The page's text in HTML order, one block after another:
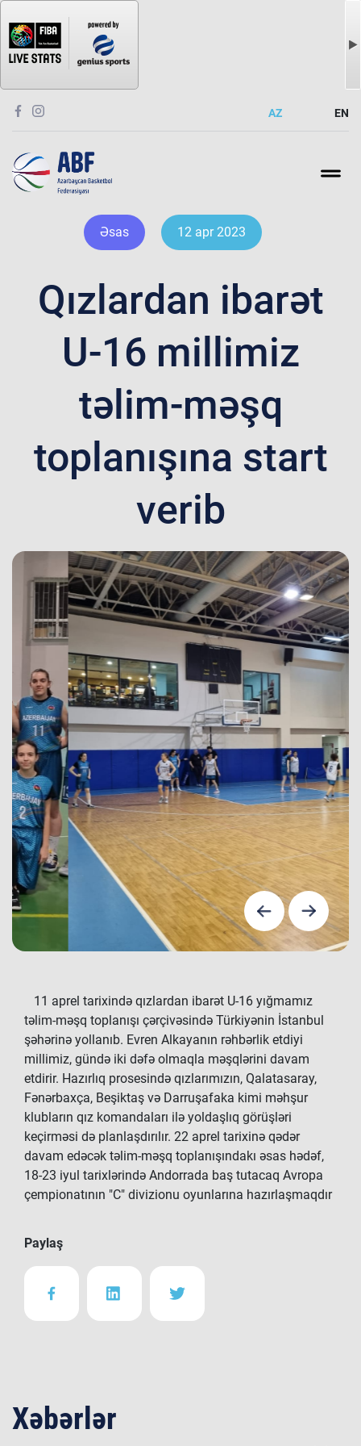
AZ EN
Əsas 12 apr 2023
Qızlardan ibarət
U-16 millimiz
təlim-məşq
toplanışına start
verib
11 aprel tarixində qızlardan ibarət U-16 yığmamız
təlim-məşq toplanışı çərçivəsində Türkiyənin İstanbul
şəhərinə yollanıb. Evren Alkayanın rəhbərlik etdiyi
millimiz, gündə iki dəfə olmaqla məşqlərini davam
etdirir. Hazırlıq prosesində qızlarımızın, Qalatasaray,
Fənərbaxça, Beşiktaş və Darruşafaka kimi məhşur
klubların qız komandaları ilə yoldaşlıq görüşləri
keçirməsi də planlaşdırılır. 22 aprel tarixinə qədər
davam edəcək təlim-məşq toplanışındakı əsas hədəf,
18-23 iyul tarixlərində Andorrada baş tutacaq Avropa
çempionatının "C" divizionu oyunlarına hazırlaşmaqdır
Paylaş
Xəbərlər